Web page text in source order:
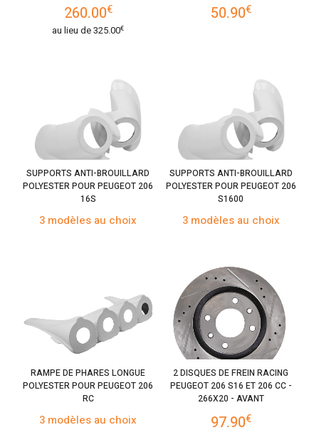
260.00€
au lieu de325.00€
50.90€
SUPPORTS ANTI-BROUILLARD
POLYESTER POUR PEUGEOT 206
16S
3 modèles au choix
SUPPORTS ANTI-BROUILLARD
POLYESTER POUR PEUGEOT 206
S1600
3 modèles au choix
RAMPE DE PHARES LONGUE
POLYESTER POUR PEUGEOT 206
RC
3 modèles au choix
2 DISQUES DE FREIN RACING
PEUGEOT 206 S16 ET 206 CC -
266X20 - AVANT
97.90€